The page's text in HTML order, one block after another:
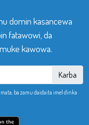
domin kasancewa
fatawowi, da
kawowa.
Karba
ba zamu daidaita imel dinka